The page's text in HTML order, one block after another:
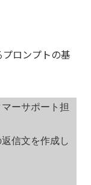
ロンプトの基
ーサポート担
信文を作成し